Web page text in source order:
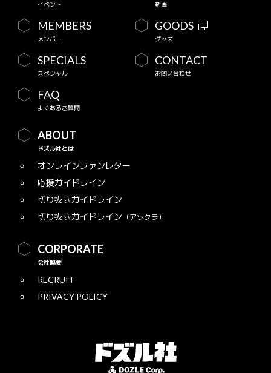
イベント 動画
MEMBERS
メンバー
GOODS
グッズ
SPECIALS
スペシャル
CONTACT
お問い合わせ
FAQ
よくあるご質問
ABOUT
ドズル社とは
オンラインファンレター
応援ガイドライン
切り抜きガイドライン
切り抜きガイドライン （アツクラ）
CORPORATE
会社概要
RECRUIT
PRIVACY POLICY